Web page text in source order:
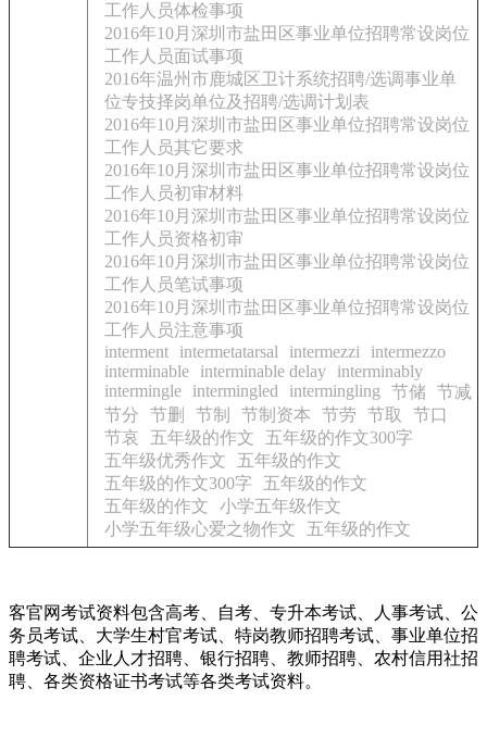
工作人员体检事项
2016年10月深圳市盐田区事业单位招聘常设岗位
工作人员面试事项
2016年温州市鹿城区卫计系统招聘/选调事业单
位专技择岗单位及招聘/选调计划表
2016年10月深圳市盐田区事业单位招聘常设岗位
工作人员其它要求
2016年10月深圳市盐田区事业单位招聘常设岗位
工作人员初审材料
2016年10月深圳市盐田区事业单位招聘常设岗位
工作人员资格初审
2016年10月深圳市盐田区事业单位招聘常设岗位
工作人员笔试事项
2016年10月深圳市盐田区事业单位招聘常设岗位
工作人员注意事项
interment
intermetatarsal intermezzi
intermezzo
interminable
interminable delay
interminably
intermingle
intermingled intermingling 节储
节减
节分
节删 节制 节制资本 节劳 节取
节口
节哀
五年级的作文
五年级的作文300字
五年级优秀作文
五年级的作文
五年级的作文300字
五年级的作文
五年级的作文
小学五年级作文
小学五年级心爱之物作文
五年级的作文
客官网考试资料包含高考、自考、专升本考试、人事考试、公
务员考试、大学生村官考试、特岗教师招聘考试、事业单位招
聘考试、企业人才招聘、银行招聘、教师招聘、农村信用社招
聘、各类资格证书考试等各类考试资料。